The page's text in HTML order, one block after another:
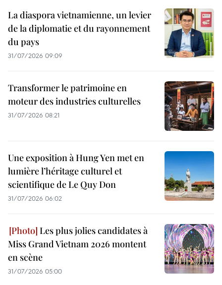
La diaspora vietnamienne, un levier
de la diplomatie et du rayonnement
du pays
31/07/2026 09:09
Transformer le patrimoine en
moteur des industries culturelles
31/07/2026 08:21
Une exposition à Hung Yen met en
lumière l’héritage culturel et
scientifique de Le Quy Don
31/07/2026 06:02
Les plus jolies candidates à
Miss Grand Vietnam 2026 montent
en scène
31/07/2026 05:00